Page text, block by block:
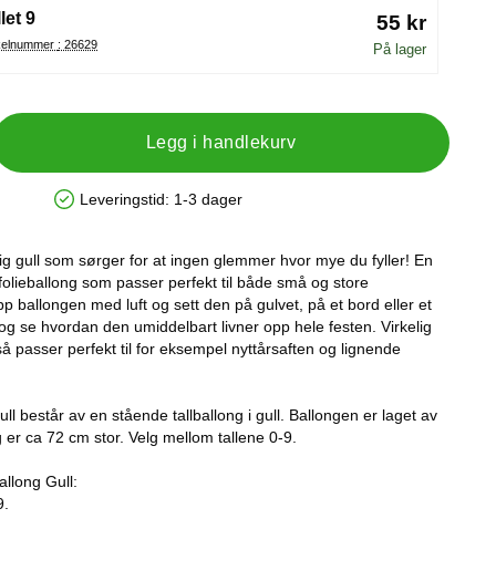
9
Artikelnummer : 26629
55 kr
På lager
Legg i handlekurv
Produkttilgjengelighet: På lager
Leveringstid: 1-3 dager
gull som sørger for at ingen glemmer hvor mye du fyller! En
som passer perfekt til både små og store
ballongen med luft og sett den på gulvet, på et bord eller et
se hvordan den umiddelbart livner opp hele festen. Virkelig
passer perfekt til for eksempel nyttårsaften og lignende
består av en stående tallballong i gull. Ballongen er laget av
ca 72 cm stor. Velg mellom tallene 0-9.
Gull: